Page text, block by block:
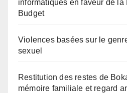
informatiques en faveur de
Budget
Violences basées sur le
sexuel
Restitution des restes de
mémoire familiale et regard